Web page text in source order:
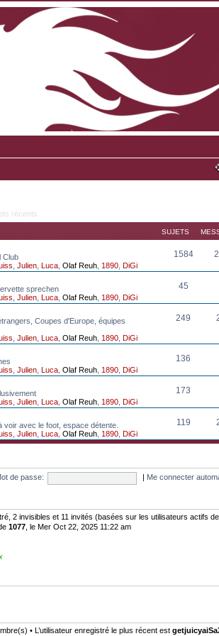
récents
SUJETS
Club
Julien Luca Olaf Reuh 1890 DiGi
1584
sprechen
Julien Luca Olaf Reuh 1890 DiGi
45
Coupes d'Europe, équipes
Julien Luca Olaf Reuh 1890 DiGi
249
Julien Luca Olaf Reuh 1890 DiGi
136
Julien Luca Olaf Reuh 1890 DiGi
173
avec le foot, espace détente.
Julien Luca Olaf Reuh 1890 DiGi
119
de passe: Me connecter
2 invisibles et 11 invités (basées sur les utilisateurs actifs
1077 , le Mer Oct 22, 2025 11:22 am
• L’utilisateur enregistré le plus récent est